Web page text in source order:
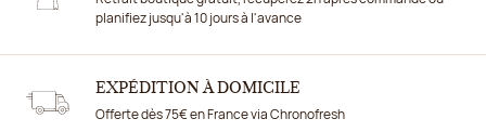
planifiez jusqu'à 10 jours à l'avance
EXPÉDITION À DOMICILE
Offerte dès 75€ en France via Chronofresh